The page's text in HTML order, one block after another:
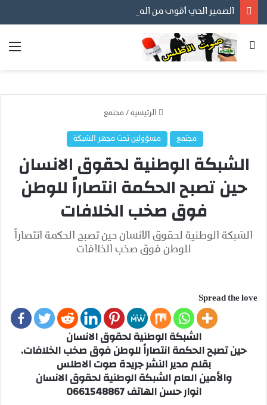
بحث عن
الرئيسية / مجتمع
مجتمع مسؤولين تحت مجهر الشبكة
الشبكة الوطنية لحقوق الانسان
حين تصبح الحكمة انتصاراً للوطن
فوق صخب الخلافات
الشبكة الوطنية لحقوق الانسان حين تصبح الحكمة انتصاراً
للوطن فوق صخب الخلافات
Spread the love
الشبكة الوطنية لحقوق الانسان
حين تصبح الحكمة انتصاراً للوطن فوق صخب الخلافات.
بقلم مدير النشر جريدة صوت الاطلس
والأمين العام الشبكة الوطنية لحقوق الانسان
انوار حسن الهاتف 0661548867